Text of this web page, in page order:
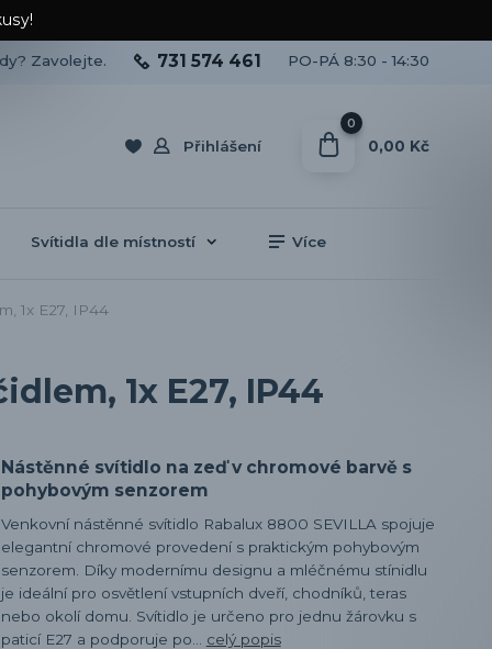
Přihlášení
Zavolejte. 731 574 461 PO-PÁ 8:30 - 14:30
0
0,00 Kč
Svítidla dle místností Více
1x E27, IP44
1x E27, IP44
Nástěnné svítidlo na zeď v chromové barvě s
pohybovým senzorem
Venkovní nástěnné svítidlo Rabalux 8800 SEVILLA spojuje
elegantní chromové provedení s praktickým pohybovým
senzorem. Díky modernímu designu a mléčnému stínidlu
je ideální pro osvětlení vstupních dveří, chodníků, teras
nebo okolí domu. Svítidlo je určeno pro jednu žárovku s
paticí E27 a podporuje po... celý popis